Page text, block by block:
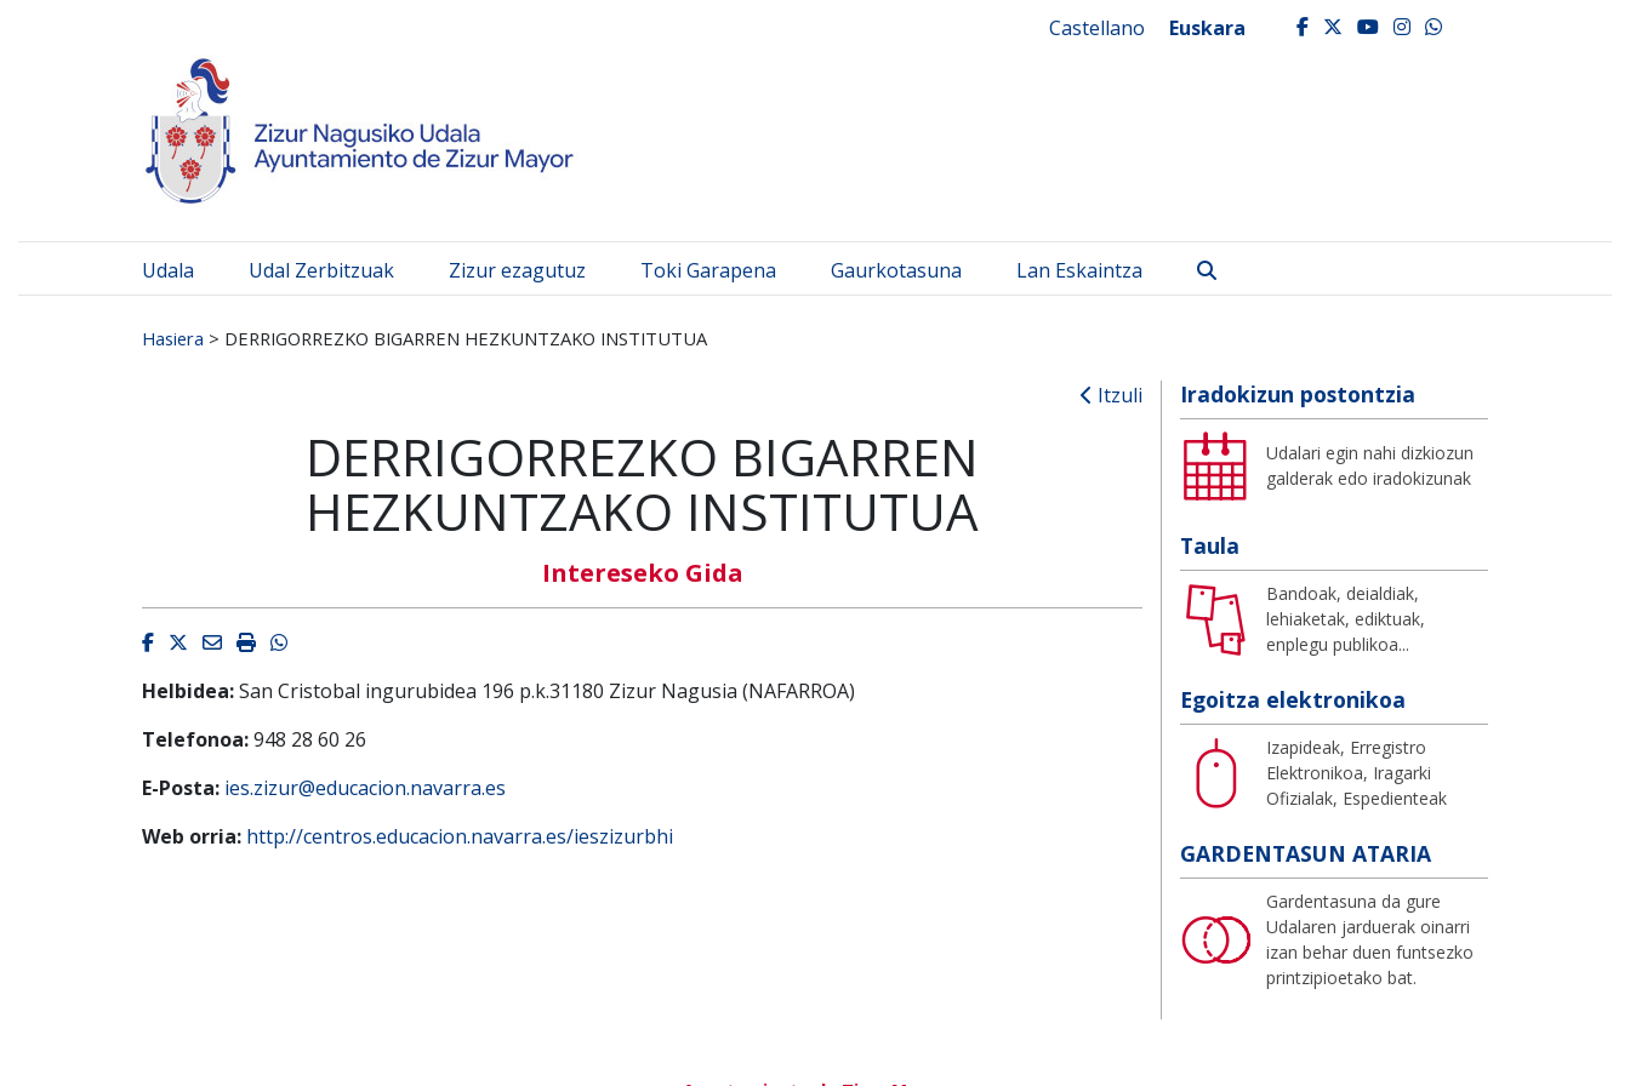
Castellano Euskara facebook
twitter
youtube
instagram
whatsapp
Udala Udal Zerbitzuak Zizur ezagutuz Toki Garapena Gaurkotasuna Lan Eskaintza
Hasiera > DERRIGORREZKO BIGARREN HEZKUNTZAKO INSTITUTUA
Itzuli
DERRIGORREZKO BIGARREN
HEZKUNTZAKO INSTITUTUA
Intereseko Gida
Facebook
Twitter
EmailImprimirWhatsapp
Helbidea:San Cristobal ingurubidea 196 p.k.31180 Zizur Nagusia (NAFARROA)
Telefonoa:948 28 60 26
E-Posta: ies.zizur@educacion.navarra.es
Web orria: http://centros.educacion.navarra.es/ieszizurbhi
Iradokizun postontzia
Udalari egin nahi dizkiozun
galderak edo iradokizunak
Taula
Bandoak, deialdiak,
lehiaketak, ediktuak,
enplegu publikoa...
Egoitza elektronikoa
Izapideak, Erregistro
Elektronikoa, Iragarki
Ofizialak, Espedienteak
GARDENTASUN ATARIA
Gardentasuna da gure
Udalaren jarduerak oinarri
izan behar duen funtsezko
printzipioetako bat.